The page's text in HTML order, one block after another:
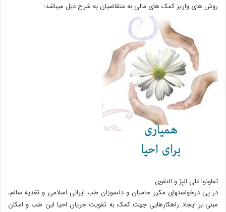
روش های واریز کمک های مالی به متقاضیان به شرح ذیل میباشد:
تعاونوا عَلَی البِرِّ و التقوی
در پی درخواستهای مکرر حامیان و دلسوزان طب ایرانی اسلامی و تغذیه سالم،
مبنی بر ایجاد راهکارهایی جهت کمک به تقویت جریان احیا این طب و امکان